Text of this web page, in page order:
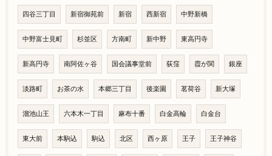
四谷三丁目 新宿御苑前 新宿 西新宿 中野新橋
中野富士見町 杉並区 方南町 新中野 東高円寺
新高円寺 南阿佐ヶ谷 国会議事堂前 荻窪 霞が関 銀座
淡路町 お茶の水 本郷三丁目 後楽園 茗荷谷 新大塚
溜池山王 六本木一丁目 麻布十番 白金高輪 白金台
東大前 本駒込 駒込 北区 西ヶ原 王子 王子神谷